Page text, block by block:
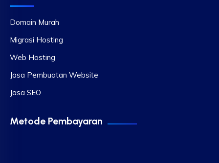
Domain Murah
Migrasi Hosting
Web Hosting
Jasa Pembuatan Website
Jasa SEO
Metode Pembayaran